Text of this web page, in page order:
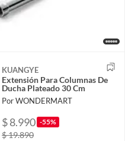
KUANGYE
Extensión Para Columnas De
Ducha Plateado 30 Cm
Por WONDERMART
$ 8.990 -55%
$ 19.890